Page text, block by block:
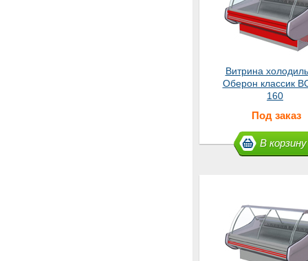
Витрина
Оберон классик
160
Под заказ
В корзину